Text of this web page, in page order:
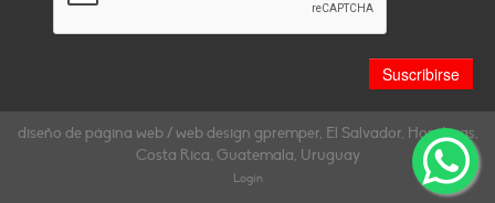
diseño de página web / web design gpremper, El Salvador, Honduras,
Costa Rica, Guatemala, Uruguay
Login